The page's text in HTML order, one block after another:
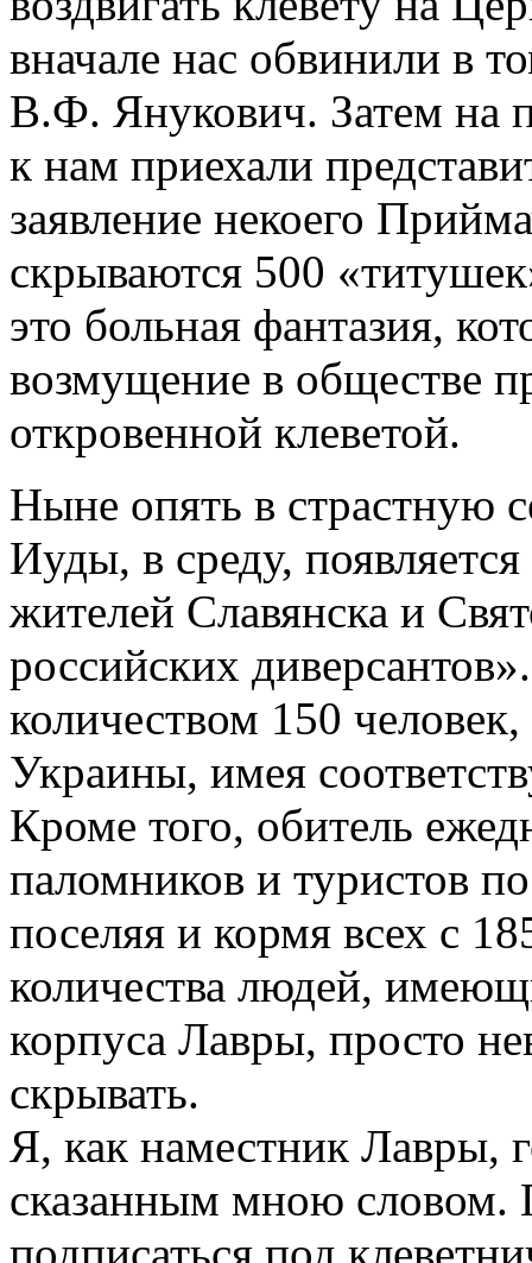
вначале нас обвинили в
В.Ф. Янукович. Затем на
к нам приехали
заявление некоего
скрываются 500
это больная фантазия,
возмущение в обществе
откровенной клеветой.
Ныне опять в страстную
Иуды, в среду,
жителей Славянска и
российских
количеством 150
Украины, имея
Кроме того, обитель
паломников и туристов
поселяя и кормя всех с
количества людей,
корпуса Лавры, просто
скрывать.
Я, как наместник Лавры,
сказанным мною словом.
подписаться под